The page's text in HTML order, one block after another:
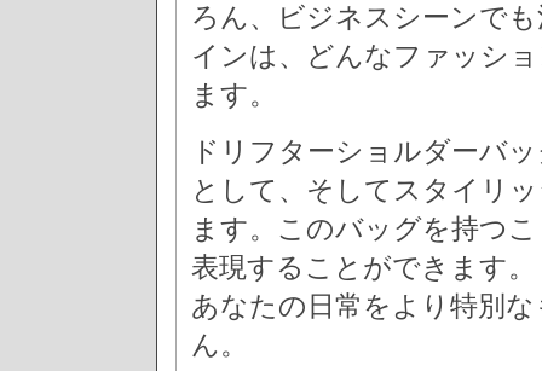
ろん、ビジネスシーンで
インは、どんなファッシ
ます。
ドリフターショルダーバ
として、そしてスタイリ
ます。このバッグを持つ
表現することができます
あなたの日常をより特別
ん。